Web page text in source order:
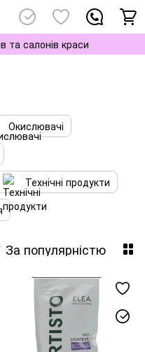
та салонів краси
Окислювачі
Технічні продукти
За популярністю